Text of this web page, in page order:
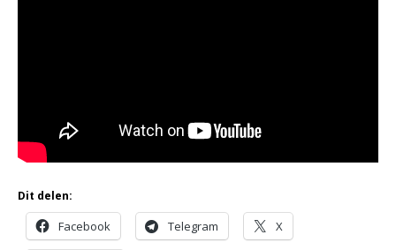
Dit delen:
Facebook Telegram X